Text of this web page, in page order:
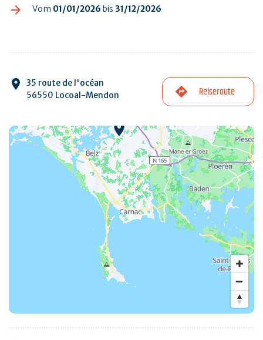
Vom 01/01/2026 bis 31/12/2026
35 route de l'océan
56550 Locoal-Mendon
Reiseroute